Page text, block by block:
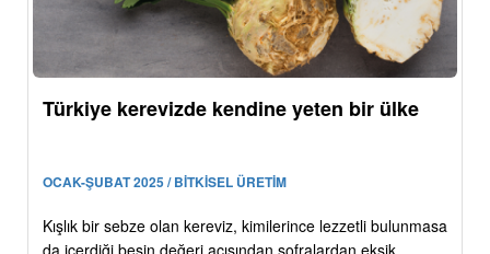
Türkiye kerevizde kendine yeten bir ülke
OCAK-ŞUBAT 2025 / BİTKİSEL ÜRETİM
Kışlık bir sebze olan kereviz, kimilerince lezzetli bulunmasa
da içerdiği besin değeri açısından sofralardan eksik